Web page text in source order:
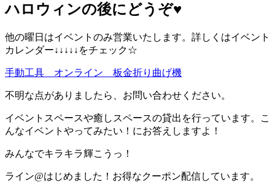
ハロウィンの後にどうぞ♥️
他の曜日はイベントのみ営業いたします。詳しくはイベント
カレンダー↓↓↓↓↓をチェック☆
手動工具 オンライン 板金折り曲げ機
不明な点がありましたら、お問い合わせください。
イベントスペースや癒しスペースの貸出を行っています。こ
んなイベントやってみたい！にお答えしますよ！
みんなでキラキラ輝こうっ！
ライン@はじめました！お得なクーポン配信しています。